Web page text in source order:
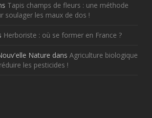
Tapis champs de fleurs : une méthode
soulager les maux de dos !
Herboriste : où se former en France ?
Nature dans Agriculture biologique
les pesticides !